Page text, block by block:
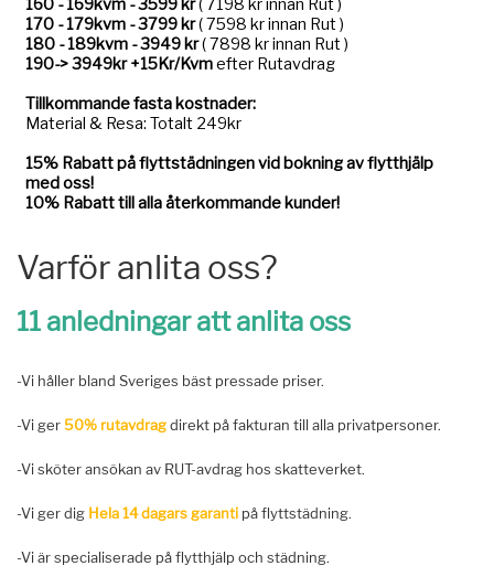
Varför anlita oss?
11 anledningar att anlita oss
-Vi håller bland Sveriges bäst pressade priser.
-Vi ger50% rutavdragdirekt på fakturan till alla privatpersoner.
-Vi sköter ansökan av RUT-avdrag hos skatteverket.
-Vi ger dig Hela 14 dagars garanti på flyttstädning.
-Vi är specialiserade på flytthjälp och städning.